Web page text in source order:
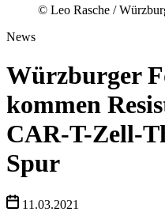
© Leo Rasche /
News
Würzburger
kommen
CAR-T-Zell-
Spur
11.03.2021